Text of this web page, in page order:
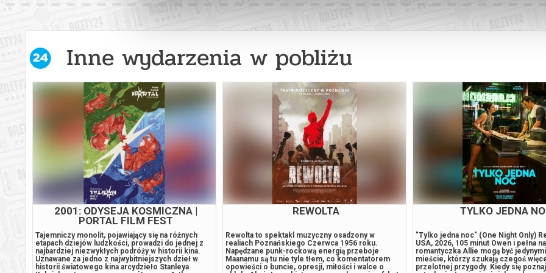
Inne wydarzenia w pobliżu
ZAPROSZENIE
Joe i Angela są małżeństwem z kilkunastoletnim
stażem. Z pozoru ich związek wydaje się wręcz
wzorcowy: zgodne, spokojne życie w porządnej
dzielnicy, udane dziecko, niezły status materialny.
Jednak pod powierzchnią kryją się wzajemne
WITKACJA
To nie jest spektakl o Witkacym. To spektakl o
kobietach, które dziś mówią własnym głosem.
Stanisław Ignacy Witkiewicz ucieka z ogarniętej
wojną Warszawy – ale nie ucieknie przed nimi.
Przed kobietami, które kochał, porzucał,
KINO BEZ BARIER:
Film „Wartość Sentymentalna”
Czas trwania: 2 godziny i 17 minut.
powyżej 16 roku życia. Kraje
Francja, Niemcy, Norwegia, Szwecja.
dramat, komedia W życiu dwóch